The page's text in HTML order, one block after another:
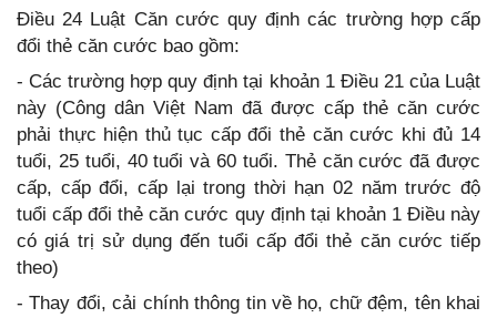
Điều 24 Luật Căn cước quy định các trường hợp cấp
đổi thẻ căn cước bao gồm:
- Các trường hợp quy định tại khoản 1 Điều 21 của Luật
này (Công dân Việt Nam đã được cấp thẻ căn cước
phải thực hiện thủ tục cấp đổi thẻ căn cước khi đủ 14
tuổi, 25 tuổi, 40 tuổi và 60 tuổi. Thẻ căn cước đã được
cấp, cấp đổi, cấp lại trong thời hạn 02 năm trước độ
tuổi cấp đổi thẻ căn cước quy định tại khoản 1 Điều này
có giá trị sử dụng đến tuổi cấp đổi thẻ căn cước tiếp
theo)
- Thay đổi, cải chính thông tin về họ, chữ đệm, tên khai